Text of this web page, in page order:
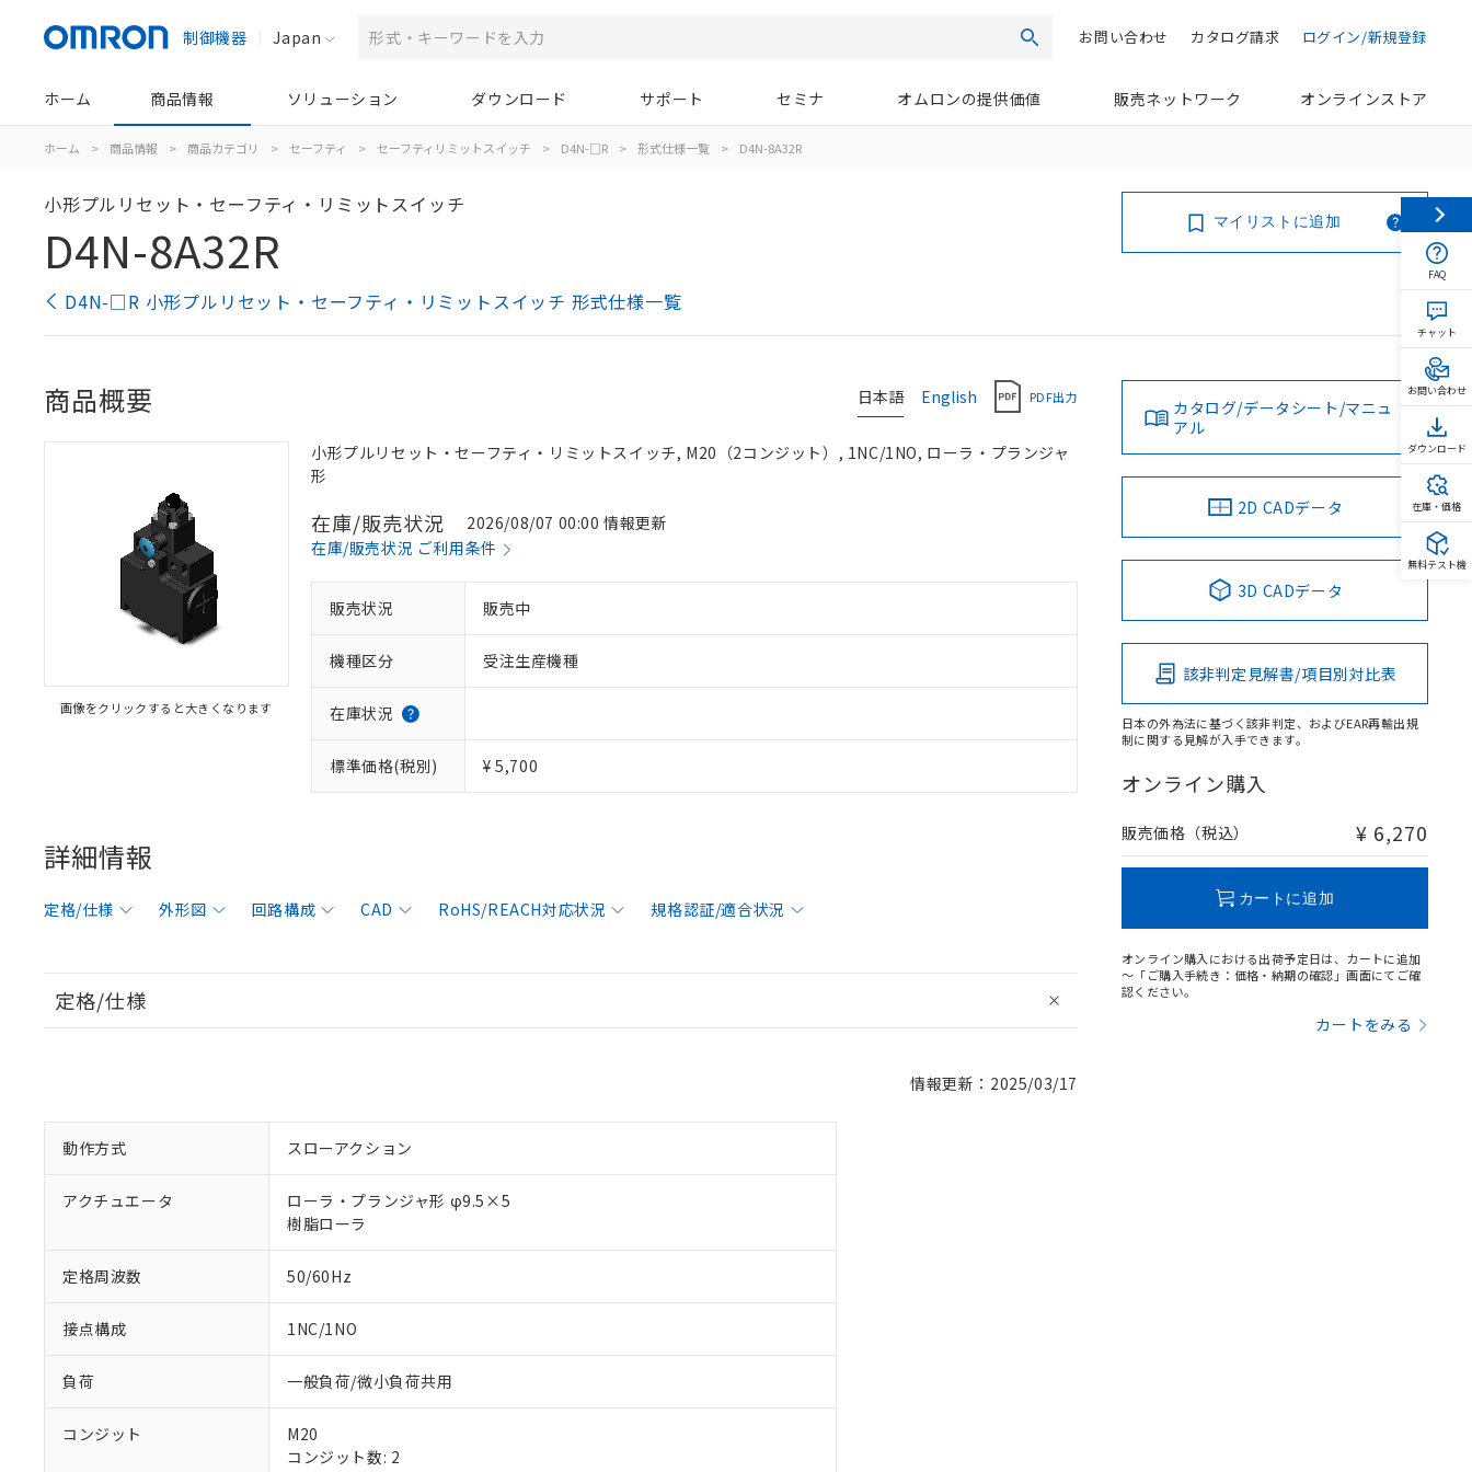
制御機器 Japan 検索 ログイン/新規登録
カタログ請求
お問い合わせ
ホーム 商品情報 ソリューション ダウンロード サポート セミナ オムロンの提供価値 販売ネットワーク オンラインストア
ホーム > 商品情報 > 商品カテゴリ > セーフティ > セーフティリミットスイッチ > D4N-□R > 形式仕様一覧 > D4N-8A32R
小形プルリセット・セーフティ・リミットスイッチ
D4N-8A32R
D4N-□R 小形プルリセット・セーフティ・リミットスイッチ 形式仕様一覧
マイリストに追加
日本語 English PDF出力
商品概要
画像をクリックすると大きくなります
小形プルリセット・セーフティ・リミットスイッチ, M20（2コンジット）, 1NC/1NO, ローラ・プランジャ
形
在庫/販売状況
2026/08/07 00:00 情報更新
在庫/販売状況 ご利用条件
販売状況 販売中
機種区分 受注生産機種
在庫状況
標準価格(税別) ¥ 5,700
詳細情報
定格/仕様 外形図 回路構成 CAD RoHS/REACH対応状況 規格認証/適合状況
定格/仕様
情報更新：2025/03/17
動作方式 スローアクション
アクチュエータ
ローラ・プランジャ形 φ9.5×5
樹脂ローラ
定格周波数 50/60Hz
接点構成 1NC/1NO
負荷 一般負荷/微小負荷共用
コンジット
M20
コンジット数: 2
カタログ/データシート/マニュ
アル
2D CADデータ
3D CADデータ
該非判定見解書/項目別対比表
日本の外為法に基づく該非判定、およびEAR再輸出規
制に関する見解が入手できます。
オンライン購入
販売価格（税込） ¥ 6,270
カートに追加
オンライン購入における出荷予定日は、カートに追加
～「ご購入手続き：価格・納期の確認」画面にてご確
認ください。
カートをみる
FAQ
チャット
お問い合わせ
ダウンロード
在庫・価格
無料テスト機